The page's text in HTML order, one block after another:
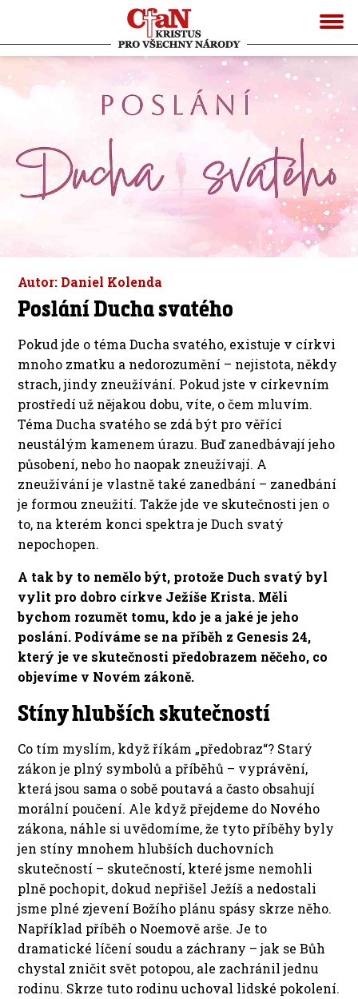
Autor: Daniel Kolenda
Poslání Ducha svatého
Pokud jde o téma Ducha svatého, existuje v církvi
mnoho zmatku a nedorozumění – nejistota, někdy
strach, jindy zneužívání. Pokud jste v církevním
prostředí už nějakou dobu, víte, o čem mluvím.
Téma Ducha svatého se zdá být pro věřící
neustálým kamenem úrazu. Buď zanedbávají jeho
působení, nebo ho naopak zneužívají. A
zneužívání je vlastně také zanedbání – zanedbání
je formou zneužití. Takže jde ve skutečnosti jen o
to, na kterém konci spektra je Duch svatý
nepochopen.
A tak by to nemělo být, protože Duch svatý byl
vylit pro dobro církve Ježíše Krista. Měli
bychom rozumět tomu, kdo je a jaké je jeho
poslání. Podíváme se na příběh z Genesis 24,
který je ve skutečnosti předobrazem něčeho, co
objevíme v Novém zákoně.
Stíny hlubších skutečností
Co tím myslím, když říkám „předobraz“? Starý
zákon je plný symbolů a příběhů – vyprávění,
která jsou sama o sobě poutavá a často obsahují
morální poučení. Ale když přejdeme do Nového
zákona, náhle si uvědomíme, že tyto příběhy byly
jen stíny mnohem hlubších duchovních
skutečností – skutečností, které jsme nemohli
plně pochopit, dokud nepřišel Ježíš a nedostali
jsme plné zjevení Božího plánu spásy skrze něho.
Například příběh o Noemově arše. Je to
dramatické líčení soudu a záchrany – jak se Bůh
chystal zničit svět potopou, ale zachránil jednu
rodinu. Skrze tuto rodinu uchoval lidské pokolení.